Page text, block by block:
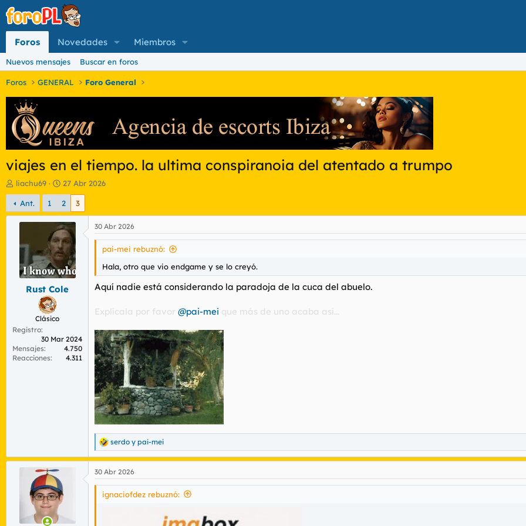
Foros Novedades Miembros
Nuevos mensajes Buscar en foros
Foros GENERAL Foro General
viajes en el tiempo. la ultima conspiranoia del atentado a trumpo
I
n
i
c
d
d
m
liachu69
F
e
c
h
a
d
e
i
n
i
c
27 Abr 2026
Ant. 1 2 3
Rust Cole
Clásico
Registro
30 Mar 2024
Mensajes
4.750
Reacciones
4.311
30 Abr 2026
pai-mei rebuznó:
Hala, otro que vio endgame y se lo creyó.
Aquí nadie está considerando la paradoja de la cuca del abuelo.
Explícala por favor @pai-mei que más de uno acaba así...
R
e
a
c
c
serdo y pai-mei
30 Abr 2026
ignaciofdez rebuznó: